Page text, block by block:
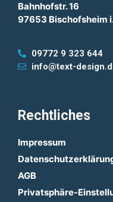
Bahnhofstr. 16
97653 Bischofsheim
09772 9 323 644
info@text-
Rechtliches
Impressum
AGB
Privatsphäre-